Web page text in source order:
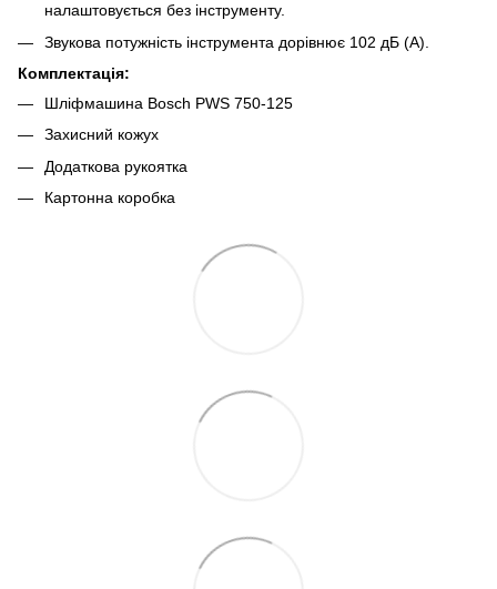
налаштовується без інструменту.
Звукова потужність інструмента дорівнює 102 дБ (А).
Комплектація:
Шліфмашина Bosch PWS 750-125
Захисний кожух
Додаткова рукоятка
Картонна коробка